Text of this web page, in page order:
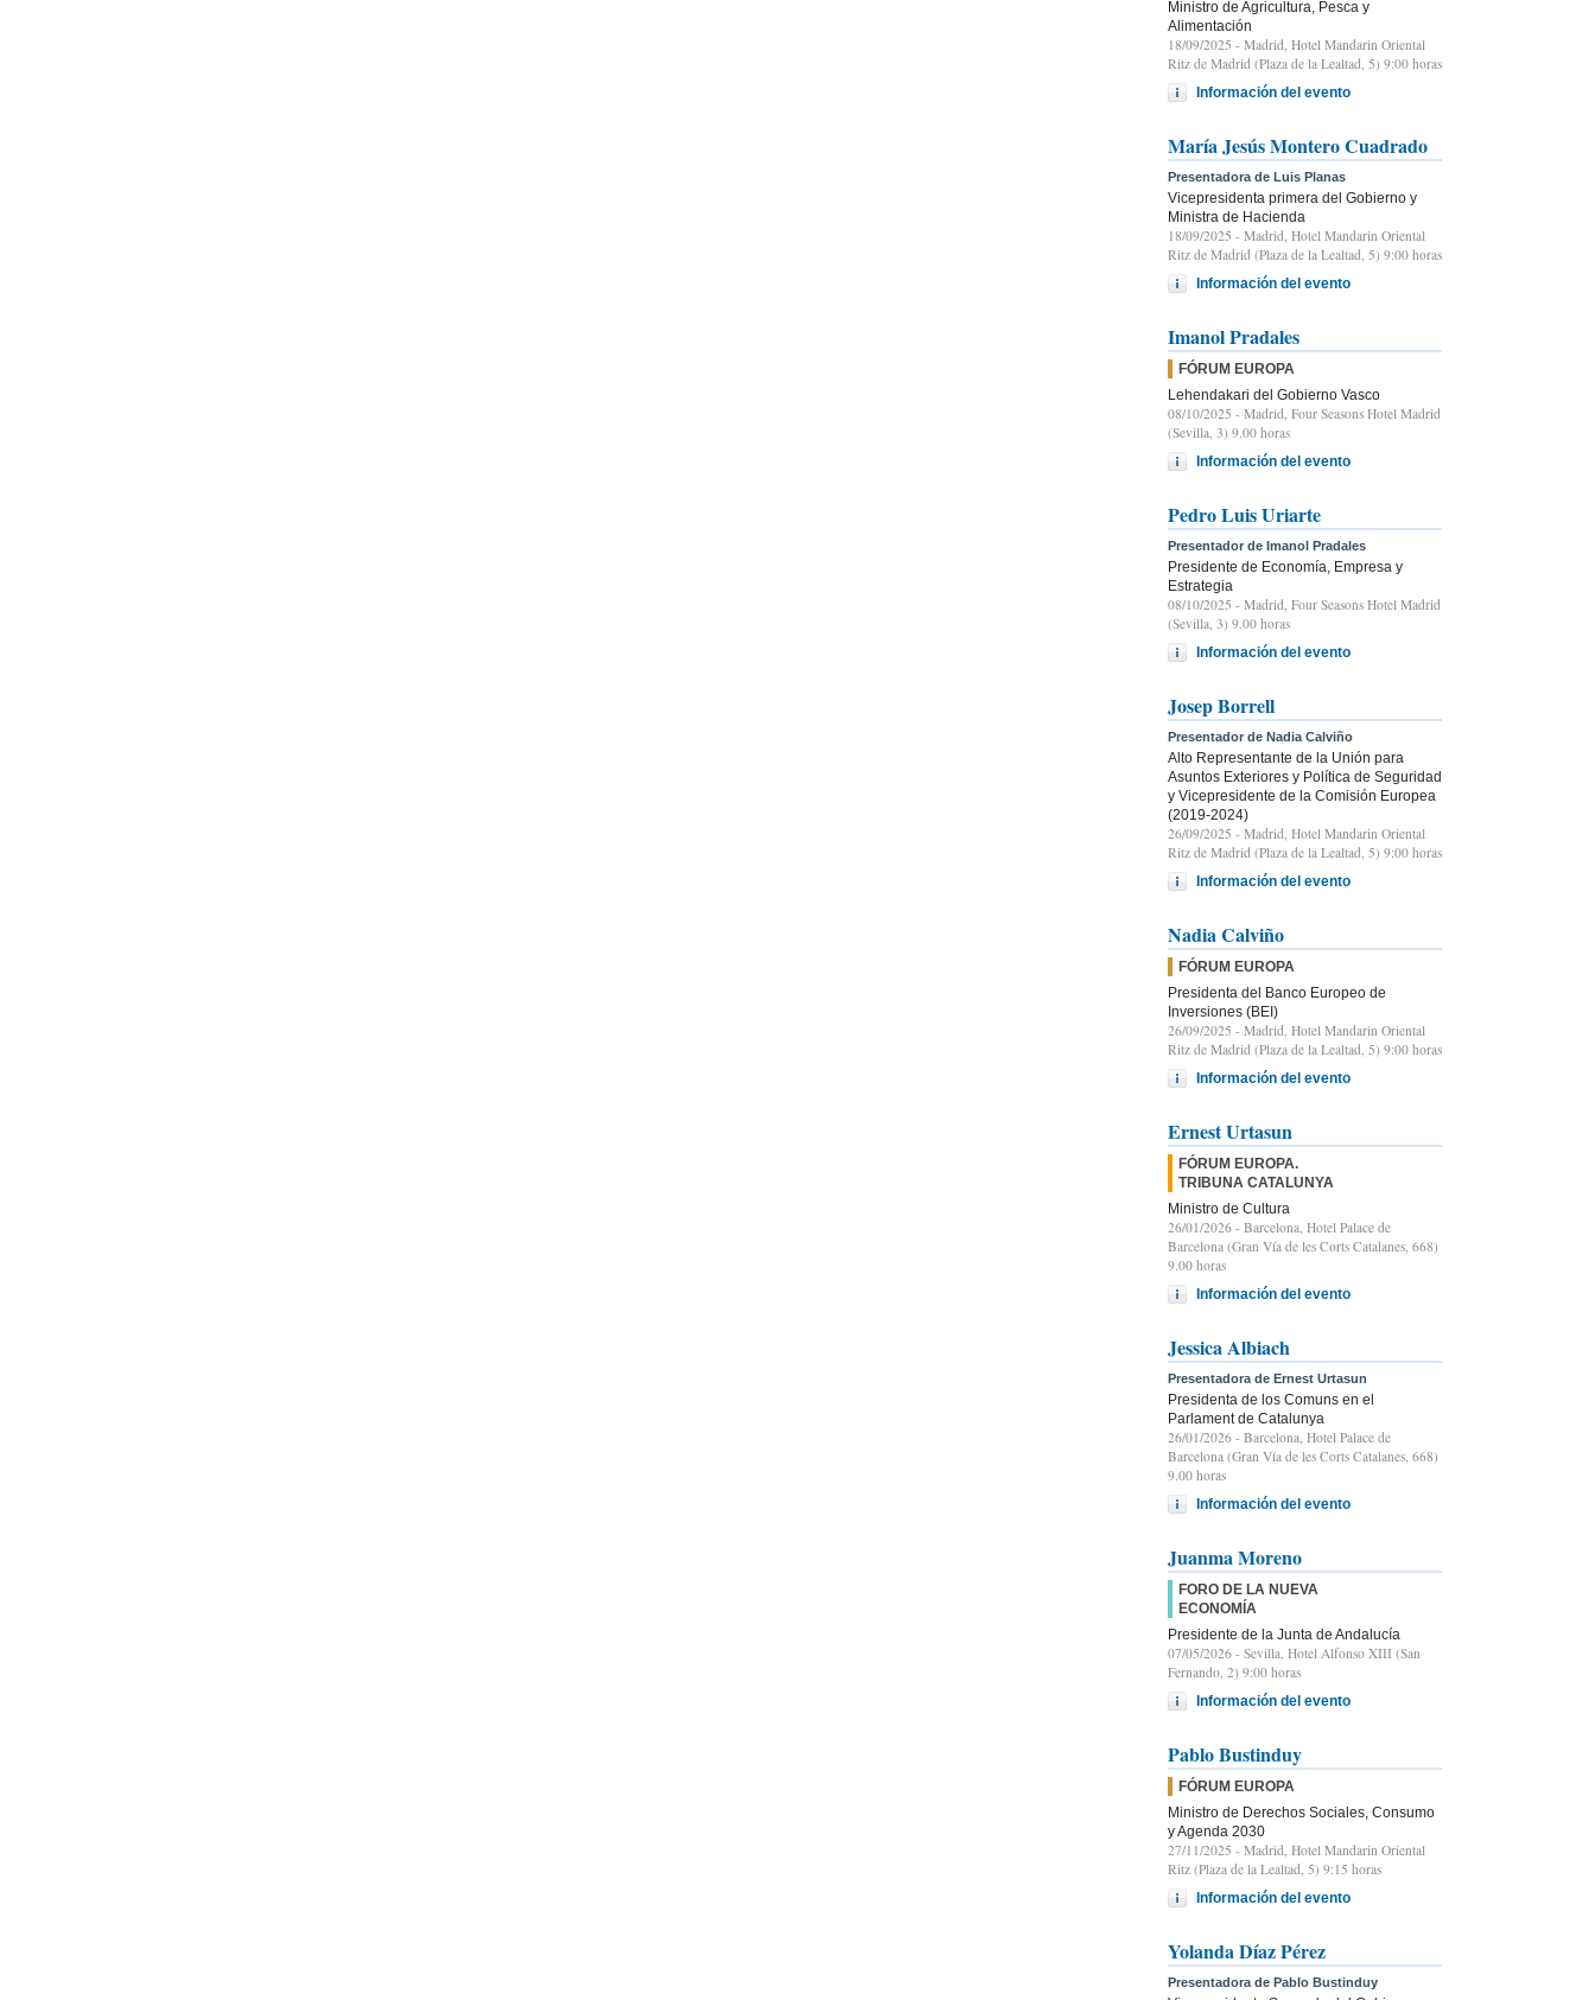
Ministro de Agricultura, Pesca y
Alimentación
18/09/2025 - Madrid, Hotel Mandarin Oriental
Ritz de Madrid (Plaza de la Lealtad, 5) 9:00 horas
Información del evento
María Jesús Montero Cuadrado
Presentadora de Luis Planas
Vicepresidenta primera del Gobierno y
Ministra de Hacienda
18/09/2025 - Madrid, Hotel Mandarin Oriental
Ritz de Madrid (Plaza de la Lealtad, 5) 9:00 horas
Información del evento
Imanol Pradales
FÓRUM EUROPA
Lehendakari del Gobierno Vasco
08/10/2025 - Madrid, Four Seasons Hotel Madrid
(Sevilla, 3) 9.00 horas
Información del evento
Pedro Luis Uriarte
Presentador de Imanol Pradales
Presidente de Economía, Empresa y
Estrategia
08/10/2025 - Madrid, Four Seasons Hotel Madrid
(Sevilla, 3) 9.00 horas
Información del evento
Josep Borrell
Presentador de Nadia Calviño
Alto Representante de la Unión para
Asuntos Exteriores y Política de Seguridad
y Vicepresidente de la Comisión Europea
(2019-2024)
26/09/2025 - Madrid, Hotel Mandarin Oriental
Ritz de Madrid (Plaza de la Lealtad, 5) 9:00 horas
Información del evento
Nadia Calviño
FÓRUM EUROPA
Presidenta del Banco Europeo de
Inversiones (BEI)
26/09/2025 - Madrid, Hotel Mandarin Oriental
Ritz de Madrid (Plaza de la Lealtad, 5) 9:00 horas
Información del evento
Ernest Urtasun
FÓRUM EUROPA.
TRIBUNA CATALUNYA
Ministro de Cultura
26/01/2026 - Barcelona, Hotel Palace de
Barcelona (Gran Vía de les Corts Catalanes, 668)
9.00 horas
Información del evento
Jessica Albiach
Presentadora de Ernest Urtasun
Presidenta de los Comuns en el
Parlament de Catalunya
26/01/2026 - Barcelona, Hotel Palace de
Barcelona (Gran Vía de les Corts Catalanes, 668)
9.00 horas
Información del evento
Juanma Moreno
FORO DE LA NUEVA
ECONOMÍA
Presidente de la Junta de Andalucía
07/05/2026 - Sevilla, Hotel Alfonso XIII (San
Fernando, 2) 9:00 horas
Información del evento
Pablo Bustinduy
FÓRUM EUROPA
Ministro de Derechos Sociales, Consumo
y Agenda 2030
27/11/2025 - Madrid, Hotel Mandarin Oriental
Ritz (Plaza de la Lealtad, 5) 9:15 horas
Información del evento
Yolanda Díaz Pérez
Presentadora de Pablo Bustinduy